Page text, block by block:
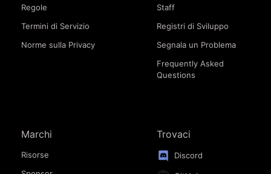
Regole
Termini di Servizio
Norme sulla Privacy
Staff
Registri di Sviluppo
Segnala un Problema
Frequently Asked
Questions
Marchi
Risorse
Trovaci
Discord